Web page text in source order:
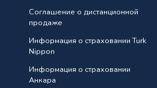
Соглашение о дистанционной
продаже
Информация о страховании Turk
Nippon
Информация о страховании
Анкарa